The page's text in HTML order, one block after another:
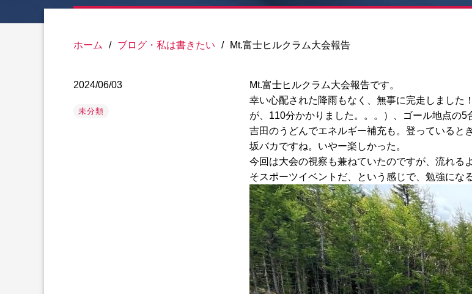
ホーム / ブログ・私は書きたい / Mt.富士ヒルクラム大会報告
2024/06/03
未分類
Mt.富士ヒルクラム大会報告です。
幸い心配された降雨もなく、無事に完走しました
が、110分かかりました。。。）、ゴール地点の
吉田のうどんでエネルギー補充も。登っていると
坂バカですね。いやー楽しかった。
今回は大会の視察も兼ねていたのですが、流れる
そスポーツイベントだ、という感じで、勉強にな